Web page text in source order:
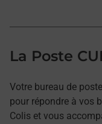
La Poste
Votre bureau de
pour répondre à vos
Colis et vous